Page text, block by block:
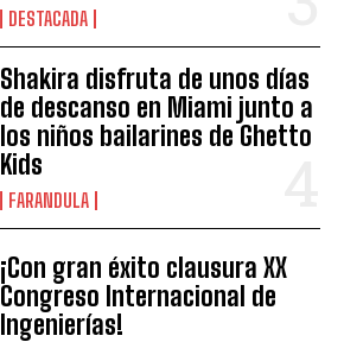
DESTACADA
Shakira disfruta de unos días
de descanso en Miami junto a
los niños bailarines de Ghetto
Kids
FARANDULA
¡Con gran éxito clausura XX
Congreso Internacional de
Ingenierías!